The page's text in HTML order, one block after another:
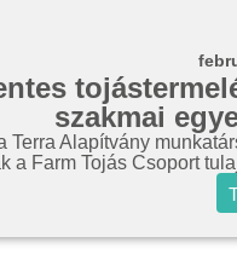
szakmai
Terra Alapítvány
a Farm Tojás Csoport